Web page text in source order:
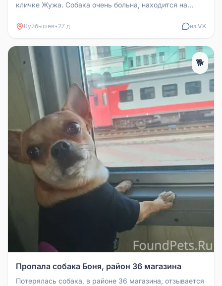
кличке Жужа. Собака очень больна, находится на
Куйбышев• 27 д из VK
🐕
Пропала собака Боня, район 36 магазина
Потерялась собака, в районе 36 магазина, отзывается